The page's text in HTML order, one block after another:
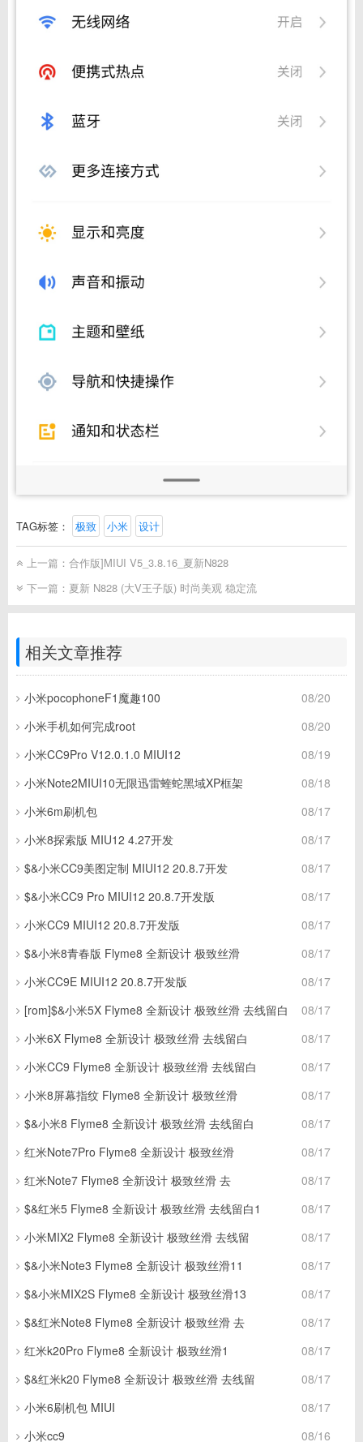
TAG标签： 极致 小米 设计
上一篇： 合作版]MIUI V5_3.8.16_夏新N828
下一篇： 夏新 N828 (大V王子版) 时尚美观 稳定流
相关文章推荐
08/20
小米pocophoneF1魔趣100
08/20
小米手机如何完成root
08/19
小米CC9Pro V12.0.1.0 MIUI12
08/18
小米Note2MIUI10无限迅雷蝰蛇黑域XP框架
08/17
小米6m刷机包
08/17
小米8探索版 MIU12 4.27开发
08/17
$&小米CC9美图定制 MIUI12 20.8.7开发
08/17
$&小米CC9 Pro MIUI12 20.8.7开发版
08/17
小米CC9 MIUI12 20.8.7开发版
08/17
$&小米8青春版 Flyme8 全新设计 极致丝滑
08/17
小米CC9E MIUI12 20.8.7开发版
08/17
[rom]$&小米5X Flyme8 全新设计 极致丝滑 去线留白
08/17
小米6X Flyme8 全新设计 极致丝滑 去线留白
08/17
小米CC9 Flyme8 全新设计 极致丝滑 去线留白
08/17
小米8屏幕指纹 Flyme8 全新设计 极致丝滑
08/17
$&小米8 Flyme8 全新设计 极致丝滑 去线留白
08/17
红米Note7Pro Flyme8 全新设计 极致丝滑
08/17
红米Note7 Flyme8 全新设计 极致丝滑 去
08/17
$&红米5 Flyme8 全新设计 极致丝滑 去线留白1
08/17
小米MIX2 Flyme8 全新设计 极致丝滑 去线留
08/17
$&小米Note3 Flyme8 全新设计 极致丝滑11
08/17
$&小米MIX2S Flyme8 全新设计 极致丝滑13
08/17
$&红米Note8 Flyme8 全新设计 极致丝滑 去
08/17
红米k20Pro Flyme8 全新设计 极致丝滑1
08/17
$&红米k20 Flyme8 全新设计 极致丝滑 去线留
08/17
小米6刷机包 MIUI
08/16
小米cc9